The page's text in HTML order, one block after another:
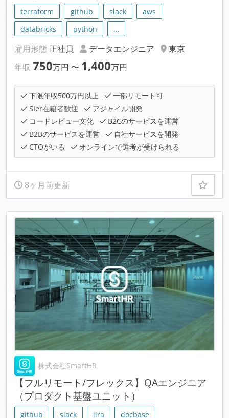
terraform github slack
aws
databricks
python …
雇用形態 正社員 データエンジニア
東京
年収 750万円 〜 1,400万円
下限年収500万円以上
一部リモート可
SIer在籍者歓迎
アジャイル開発
コードレビュー文化
B2Cのサービスを運営
B2Bのサービスを運営
自社サービスを開発
CTOがいる
オンラインで選考が受けられる
8ヶ月前更新
株式会社SmartHR
【フルリモート/フレックス】QAエンジニア
（プロダクト基盤ユニット）
github slack jira docbase